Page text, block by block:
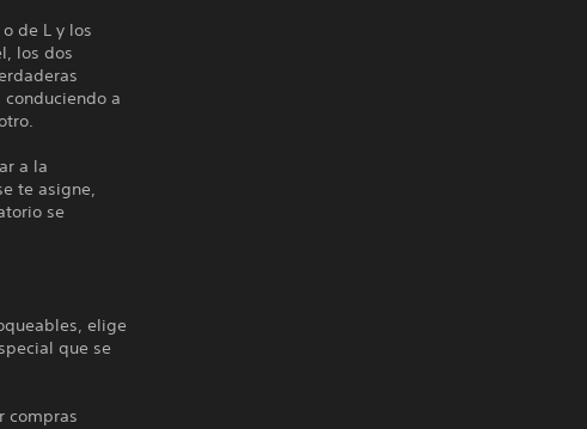
de L y los
los dos
a
a la
te asigne,
se
elige
que se
compras